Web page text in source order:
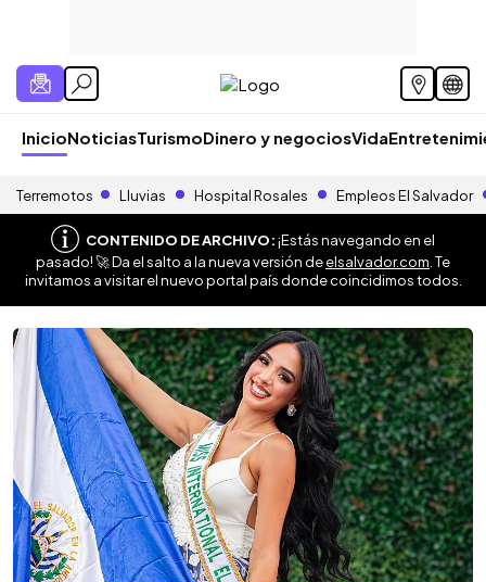
InicioNoticiasTurismoDinero y negociosVida
Terremotos Lluvias Hospital Rosales Empleos El Salvador
CONTENIDO DE ARCHIVO:¡Estás navegando en el
pasado! 🚀 Da el salto a la nueva versión deelsalvador.com . Te
invitamos a visitar el nuevo portal país donde coincidimos todos.